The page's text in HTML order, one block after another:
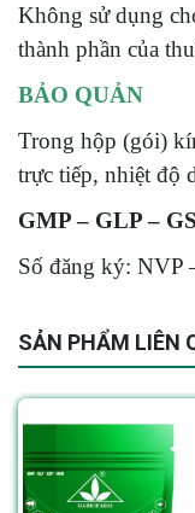
Không sử dụng
thành phần của
BẢO QUẢN
Trong hộp (gói)
trực tiếp, nhiệt độ
GMP – GLP –
Số đăng ký: NVP
SẢN PHẨM LIÊN